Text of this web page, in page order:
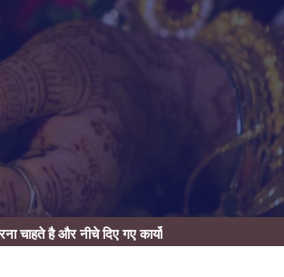
दिए गए कार्यो में हाथ बटवाना चाहते है तो